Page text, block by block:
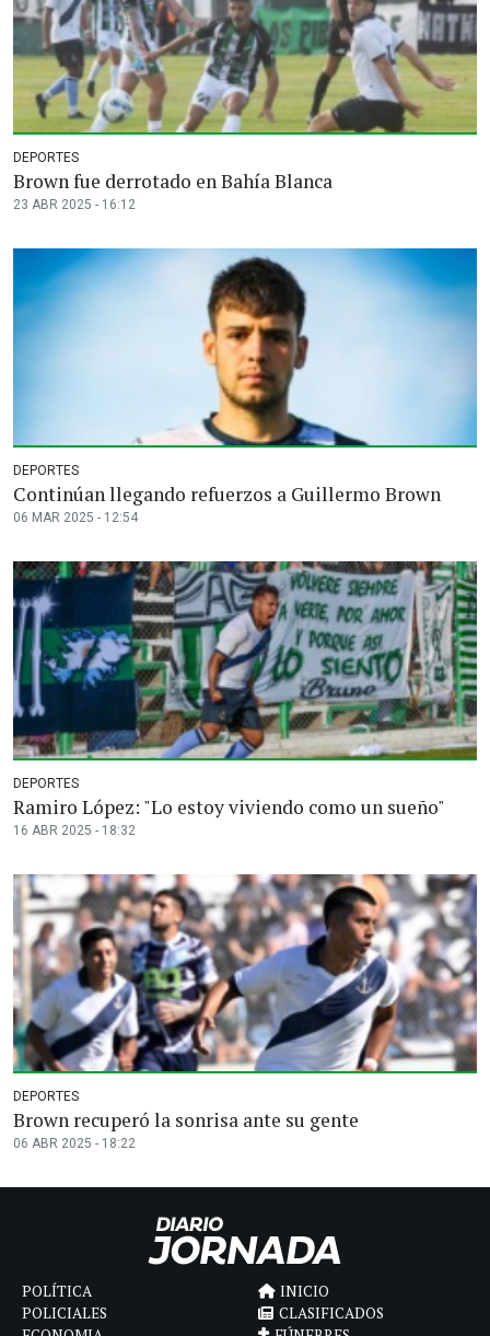
DEPORTES
Brown fue derrotado en Bahía Blanca
23 ABR 2025 - 16:12
DEPORTES
Continúan llegando refuerzos a Guillermo Brown
06 MAR 2025 - 12:54
DEPORTES
Ramiro López: "Lo estoy viviendo como un sueño"
16 ABR 2025 - 18:32
DEPORTES
Brown recuperó la sonrisa ante su gente
06 ABR 2025 - 18:22
POLÍTICA
POLICIALES
INICIO
CLASIFICADOS